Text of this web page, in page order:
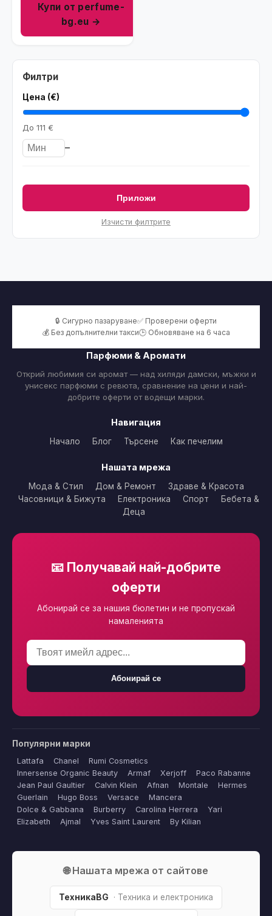
Филтри
Цена (€)
До 111 €
–
Приложи
Изчисти филтрите
Купи от perfume-
bg.eu →
🔒 Сигурно пазаруване✅ Проверени оферти
💰 Без допълнителни такси🕒 Обновяване на 6 часа
Парфюми & Аромати
Открий любимия си аромат — над хиляди дамски, мъжки и
унисекс парфюми с ревюта, сравнение на цени и най-
добрите оферти от водещи марки.
Навигация
Начало Блог Търсене Как печелим
Нашата мрежа
Мода & Стил Дом & Ремонт
Здраве & Красота
Часовници & Бижута
Електроника Спорт
Бебета &
Деца
📧 Получавай най-добрите
оферти
Абонирай се за нашия бюлетин и не пропускай
намаленията
Абонирай се
Популярни марки
Lattafa Chanel
Rumi Cosmetics
Innersense Organic Beauty
Armaf Xerjoff
Paco Rabanne
Jean Paul Gaultier
Calvin Klein Afnan Montale
Hermes
Guerlain
Hugo Boss Versace
Mancera
Dolce & Gabbana
Burberry Carolina Herrera
Yari
Elizabeth
Ajmal Yves Saint Laurent By Kilian
🌐 Нашата мрежа от сайтове
ТехникаBG · Техника и електроника